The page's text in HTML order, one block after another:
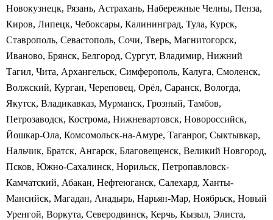
Новокузнецк, Рязань, Астрахань, Набережные Челны, Пенза,
Киров, Липецк, Чебоксары, Калининград, Тула, Курск,
Ставрополь, Севастополь, Сочи, Тверь, Магнитогорск,
Иваново, Брянск, Белгород, Сургут, Владимир, Нижний
Тагил, Чита, Архангельск, Симферополь, Калуга, Смоленск,
Волжский, Курган, Череповец, Орёл, Саранск, Вологда,
Якутск, Владикавказ, Мурманск, Грозный, Тамбов,
Петрозаводск, Кострома, Нижневартовск, Новороссийск,
Йошкар-Ола, Комсомольск-на-Амуре, Таганрог, Сыктывкар,
Нальчик, Братск, Ангарск, Благовещенск, Великий Новгород,
Псков, Южно-Сахалинск, Норильск, Петропавловск-
Камчатский, Абакан, Нефтеюганск, Салехард, Ханты-
Мансийск, Магадан, Анадырь, Нарьян-Мар, Ноябрьск, Новый
Уренгой, Воркута, Северодвинск, Керчь, Кызыл, Элиста,